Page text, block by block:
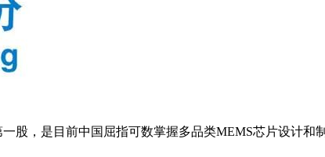
股，是目前中国屈指可数掌握多品类MEMS芯片设计